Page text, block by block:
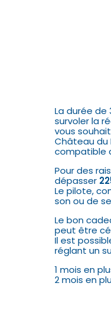
La durée
survoler la
vous
Château du
compatible
Pour des
dépasser
Le pilote,
son ou de
Le bon
peut être
Il est
réglant un
1 mois en
2 mois en